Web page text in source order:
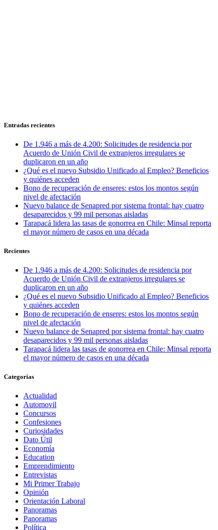
Entradas recientes
De 1.946 a más de 4.200: Solicitudes de residencia por
Acuerdo de Unión Civil de extranjeros irregulares se
duplicaron en un año
¿Qué es el nuevo Subsidio Unificado al Empleo? Beneficios
y quiénes acceden
Bono de recuperación de enseres: estos los montos según
nivel de afectación
Nuevo balance de Senapred por sistema frontal: hay cuatro
desaparecidos y 99 mil personas aisladas
Tarapacá lidera las tasas de gonorrea en Chile: Minsal reporta
el mayor número de casos en una década
Recientes
De 1.946 a más de 4.200: Solicitudes de residencia por
Acuerdo de Unión Civil de extranjeros irregulares se
duplicaron en un año
¿Qué es el nuevo Subsidio Unificado al Empleo? Beneficios
y quiénes acceden
Bono de recuperación de enseres: estos los montos según
nivel de afectación
Nuevo balance de Senapred por sistema frontal: hay cuatro
desaparecidos y 99 mil personas aisladas
Tarapacá lidera las tasas de gonorrea en Chile: Minsal reporta
el mayor número de casos en una década
Categorias
Actualidad
Automovil
Concursos
Confesiones
Curiosidades
Dato Útil
Economía
Education
Emprendimiento
Entrevistas
Mi Primer Trabajo
Opinión
Orientación Laboral
Panoramas
Panoramas
Política